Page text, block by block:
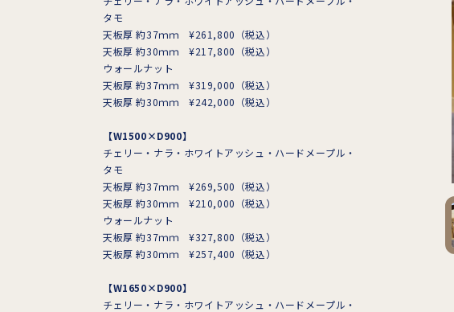
タモ
天板厚 約37ｍｍ ¥261,800（税込）
天板厚 約30ｍｍ ¥217,800（税込）
ウォールナット
天板厚 約37ｍｍ ¥319,000（税込）
天板厚 約30ｍｍ ¥242,000（税込）
【W1500×D900】
チェリー・ナラ・ホワイトアッシュ・ハードメープル・
タモ
天板厚 約37ｍｍ ¥269,500（税込）
天板厚 約30ｍｍ ¥210,000（税込）
ウォールナット
天板厚 約37ｍｍ ¥327,800（税込）
天板厚 約30ｍｍ ¥257,400（税込）
【W1650×D900】
チェリー・ナラ・ホワイトアッシュ・ハードメープル・